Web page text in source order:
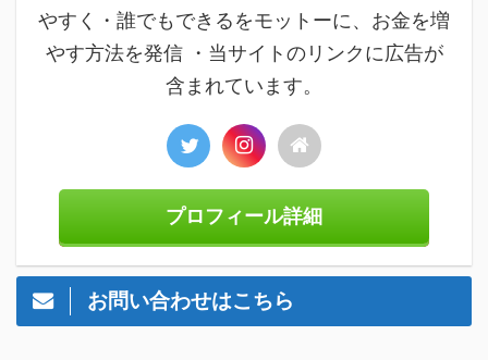
やすく・誰でもできるをモットーに、お金を増
やす方法を発信 ・当サイトのリンクに広告が
含まれています。
プロフィール詳細
お問い合わせはこちら